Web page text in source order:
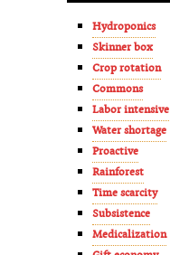
Hydroponics
Skinner box
Crop rotation
Commons
Labor intensive
Water shortage
Proactive
Rainforest
Time scarcity
Subsistence
Medicalization